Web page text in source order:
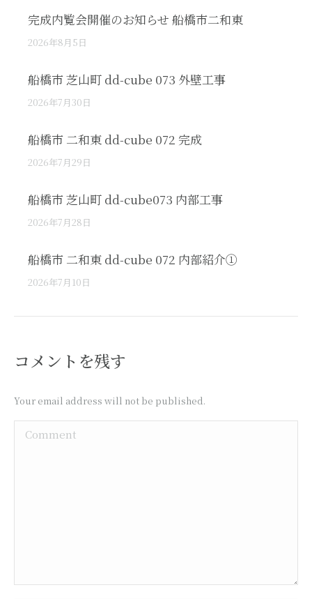
完成内覧会開催のお知らせ 船橋市二和東
2026年8月5日
船橋市 芝山町 dd-cube 073 外壁工事
2026年7月30日
船橋市 二和東 dd-cube 072 完成
2026年7月29日
船橋市 芝山町 dd-cube073 内部工事
2026年7月28日
船橋市 二和東 dd-cube 072 内部紹介①
2026年7月10日
コメントを残す
Your email address will not be published.
Comment